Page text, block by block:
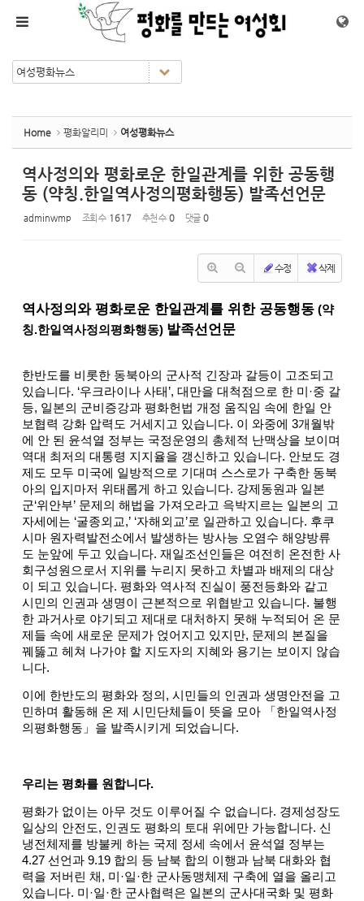
Home 평화알리미 여성평화뉴스
역사정의와 평화로운 한일관계를 위한 공동행
동 (약칭.한일역사정의평화행동) 발족선언문
adminwmp 조회 수 1617 추천 수 0 댓글 0
수정 삭제
역사정의와 평화로운 한일관계를 위한 공동행동 (약
칭.한일역사정의평화행동) 발족선언문
한반도를 비롯한 동북아의 군사적 긴장과 갈등이 고조되고
있습니다. ‘우크라이나 사태’, 대만을 대척점으로 한 미·중 갈
등, 일본의 군비증강과 평화헌법 개정 움직임 속에 한일 안
보협력 강화 압력도 거세지고 있습니다. 이 와중에 3개월밖
에 안 된 윤석열 정부는 국정운영의 총체적 난맥상을 보이며
역대 최저의 대통령 지지율을 갱신하고 있습니다. 안보도 경
제도 모두 미국에 일방적으로 기대며 스스로가 구축한 동북
아의 입지마저 위태롭게 하고 있습니다. 강제동원과 일본
군‘위안부’ 문제의 해법을 가져오라고 윽박지르는 일본의 고
자세에는 ‘굴종외교,’ ‘자해외교’로 일관하고 있습니다. 후쿠
시마 원자력발전소에서 발생하는 방사능 오염수 해양방류
도 눈앞에 두고 있습니다. 재일조선인들은 여전히 온전한 사
회구성원으로서 지위를 누리지 못하고 차별과 배제의 대상
이 되고 있습니다. 평화와 역사적 진실이 풍전등화와 같고
시민의 인권과 생명이 근본적으로 위협받고 있습니다. 불행
한 과거사로 야기되고 제대로 대처하지 못해 누적되어 온 문
제들 속에 새로운 문제가 얹어지고 있지만, 문제의 본질을
꿰뚫고 헤쳐 나가야 할 지도자의 지혜와 용기는 보이지 않습
니다.
이에 한반도의 평화와 정의, 시민들의 인권과 생명안전을 고
민하며 활동해 온 제 시민단체들이 뜻을 모아 「한일역사정
의평화행동」을 발족시키게 되었습니다.
우리는 평화를 원합니다.
평화가 없이는 아무 것도 이루어질 수 없습니다. 경제성장도
일상의 안전도, 인권도 평화의 토대 위에만 가능합니다. 신
냉전체제를 방불케 하는 국제 정세 속에서 윤석열 정부는
4.27 선언과 9.19 합의 등 남북 합의 이행과 남북 대화와 협
력을 저버린 채, 미·일·한 군사동맹체제 구축에 열을 올리고
있습니다. 미·일·한 군사협력은 일본의 군사대국화 및 평화